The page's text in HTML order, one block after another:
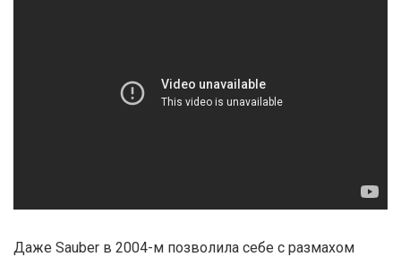
Даже Sauber в 2004-м позволила себе с размахом